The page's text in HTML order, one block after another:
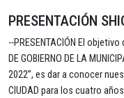
PRESENTACIÓN
--PRESENTACIÓN El
DE GOBIERNO DE LA
2022”, es dar a conocer
CIUDAD para los cuatro